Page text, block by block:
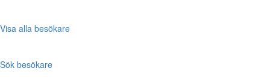
Visa alla besökare
Sök besökare